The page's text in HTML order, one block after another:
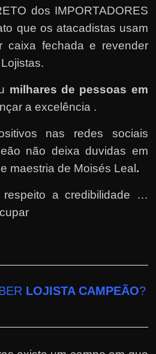
dos IMPORTADORES
que os atacadistas usam
caixa fechada e revender
milhares de pessoas em
a excelência .
nas redes sociais
não deixa duvidas em
maestria de Moisés Leal.
a credibilidade …
LOJISTA CAMPEÃO?